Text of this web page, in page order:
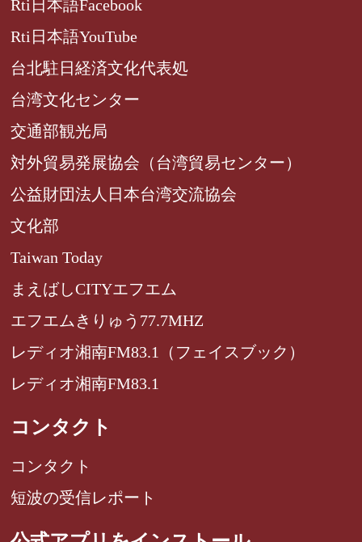
Rti日本語Facebook
Rti日本語YouTube
台北駐日経済文化代表処
台湾文化センター
交通部観光局
対外貿易発展協会（台湾貿易センター）
公益財団法人日本台湾交流協会
文化部
Taiwan Today
まえばしCITYエフエム
エフエムきりゅう77.7MHZ
レディオ湘南FM83.1（フェイスブック）
レディオ湘南FM83.1
コンタクト
コンタクト
短波の受信レポート